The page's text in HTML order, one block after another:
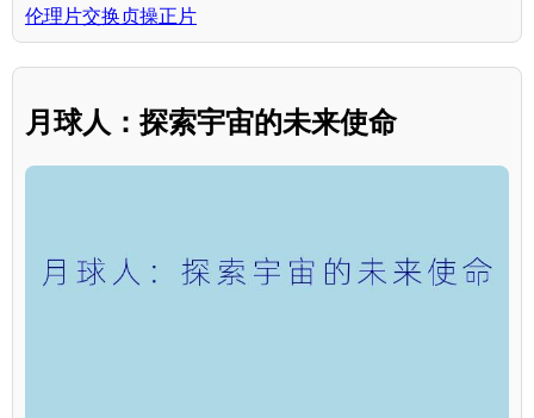
伦理片交换贞操正片
月球人：探索宇宙的未来使命